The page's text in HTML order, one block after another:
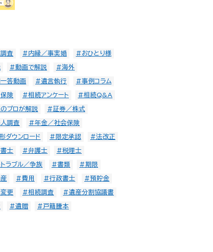
査 #内縁／事実婚 #おひとり様
#動画で解説 #海外
答動画 #遺言執行 #事例コラム
険 #相続アンケート #相続Q&A
プロが解説 #証券／株式
調査 #年金／社会保険
ダウンロード #限定承認 #法改正
士 #弁護士 #税理士
ラブル／争族 #書類 #期限
#費用 #行政書士 #預貯金
更 #相続調査 #遺産分割協議書
#遺贈 #戸籍謄本